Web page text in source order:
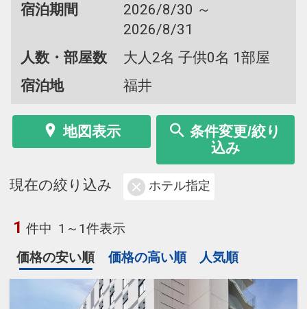
宿泊期間
2026/8/30 ～
2026/8/31
人数・部屋数
大人2名 子供0名 1部屋
宿泊地
福井
地図表示
条件変更/絞り
込み
現在の絞り込み ホテル指定
1 件中 1～1件表示
価格の安い順
価格の高い順 人気順